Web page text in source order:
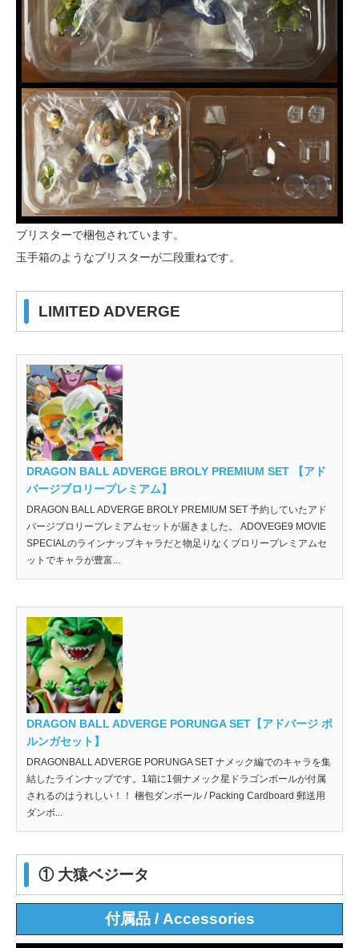
ブリスターで梱包されています。
玉手箱のようなブリスターが二段重ねです。
LIMITED ADVERGE
DRAGON BALL ADVERGE BROLY PREMIUM SET 【アド
バージブロリープレミアム】
DRAGON BALL ADVERGE BROLY PREMIUM SET 予約していたアド
バージブロリープレミアムセットが届きました。 ADOVEGE9 MOVIE
SPECIALのラインナップキャラだと物足りなくブロリープレミアムセ
ットでキャラが豊富...
DRAGON BALL ADVERGE PORUNGA SET【アドバージ ポ
ルンガセット】
DRAGONBALL ADVERGE PORUNGA SET ナメック編でのキャラを集
結したラインナップです。1箱に1個ナメック星ドラゴンボールが付属
されるのはうれしい！！ 梱包ダンボール / Packing Cardboard 郵送用
ダンボ...
① 大猿ベジータ
付属品 / Accessories